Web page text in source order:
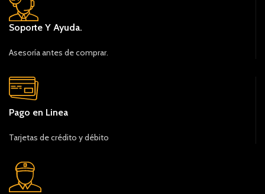
Soporte Y Ayuda.
Asesoría antes de comprar.
Pago en Linea
Tarjetas de crédito y débito